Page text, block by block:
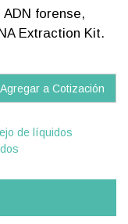
forense,
Extraction Kit.
Agregar a Cotización
de líquidos